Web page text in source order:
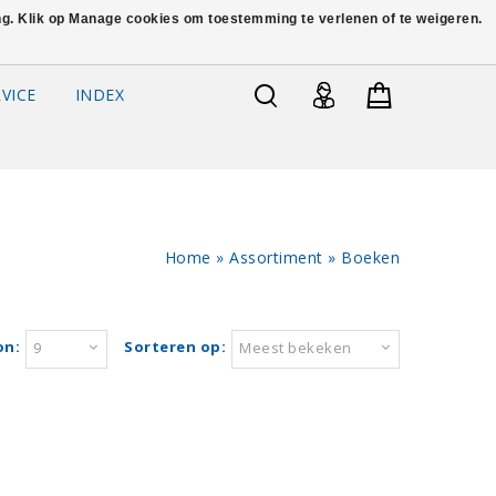
INDEX
Home » Assortiment » Boeken
Sorteren op: Meest bekeken
9
Klik op Manage cookies om toestemming te verlenen of te weigeren.